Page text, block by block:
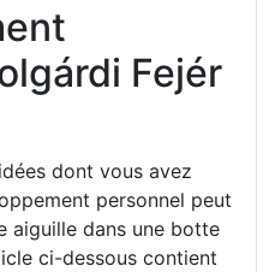
Fejér
dont vous avez
personnel peut
aiguille dans une botte
ci-dessous contient